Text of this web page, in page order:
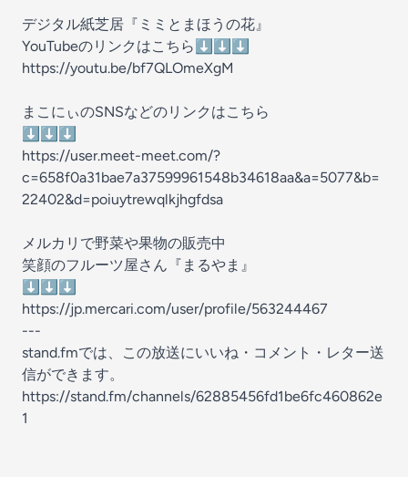
デジタル紙芝居『ミミとまほうの花』
YouTubeのリンクはこちら⬇️⬇️⬇️
https://youtu.be/bf7QLOmeXgM
まこにぃのSNSなどのリンクはこちら
⬇️⬇️⬇️
https://user.meet-meet.com/?
c=658f0a31bae7a37599961548b34618aa&a=5077&b=
22402&d=poiuytrewqlkjhgfdsa
メルカリで野菜や果物の販売中
笑顔のフルーツ屋さん『まるやま』
⬇️⬇️⬇️
https://jp.mercari.com/user/profile/563244467
---
stand.fmでは、この放送にいいね・コメント・レター送
信ができます。
https://stand.fm/channels/62885456fd1be6fc460862e
1